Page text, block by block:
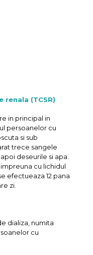
(TCSR)
in principal in
persoanelor cu
si sub
trece sangele
deseurile si apa.
cu lichidul
efectueaza 12 pana
zi.
dializa, numita
cu